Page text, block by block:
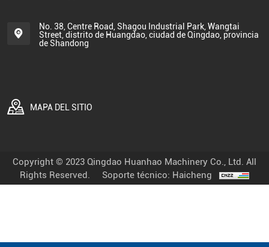
No. 38, Centre Road, Shagou Industrial Park, Wangtai
Street, distrito de Huangdao, ciudad de Qingdao, provincia
de Shandong
MAPA DEL SITIO
Copyright © 2023 Qingdao Huanhao Machinery Co., Ltd. All
Rights Reserved.
Soporte técnico: Haicheng